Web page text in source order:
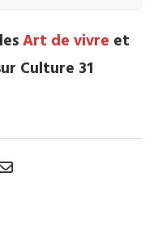
Art de vivre et
Culture 31